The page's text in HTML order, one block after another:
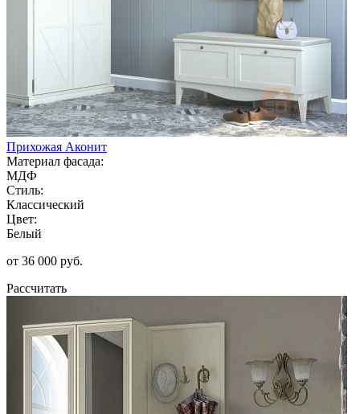
Прихожая Аконит
Материал фасада:
МДФ
Стиль:
Классический
Цвет:
Белый
от 36 000 руб.
Рассчитать